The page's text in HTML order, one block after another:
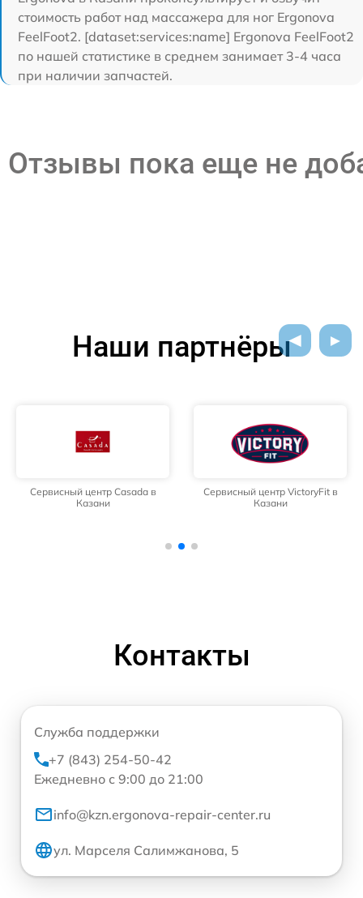
стоимость работ над массажера для ног Ergonova
FeelFoot2. [dataset:services:name] Ergonova FeelFoot2
по нашей статистике в среднем занимает 3-4 часа
при наличии запчастей.
Отзывы пока еще не
Наши партнёры
Сервисный центр Casada в
Казани
Сервисный центр VictoryFit в
Казани
Контакты
Служба поддержки
+7 (843) 254-50-42
Ежедневно с 9:00 до 21:00
info@kzn.ergonova-repair-center.ru
ул. Марселя Салимжанова, 5